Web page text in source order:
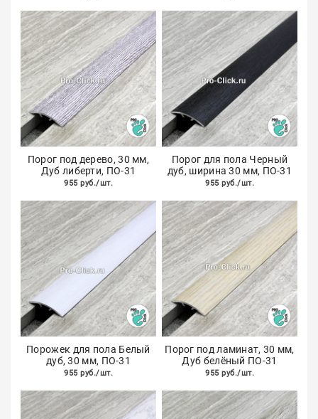
Порог под дерево, 30 мм,
Дуб либерти, ПО-31
955 руб./шт.
Порог для пола Черный
дуб, ширина 30 мм, ПО-31
955 руб./шт.
Порожек для пола Белый
дуб, 30 мм, ПО-31
955 руб./шт.
Порог под ламинат, 30 мм,
Дуб белёный ПО-31
955 руб./шт.